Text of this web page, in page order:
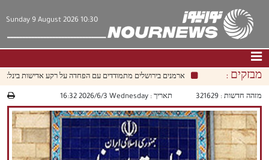
Sunday 9 August 2026 10:30
דף הבית| צור קשר|אודות
חדשות
תרבות וחברה
כלכלה
מבזקים : ארמנים בירושלים מתמודדים עם הפחדה על רקע אדישות
מזהה חדשות : 321629 תאריך :‫‫Wednesday‬‬ 2026/6/3 16:32